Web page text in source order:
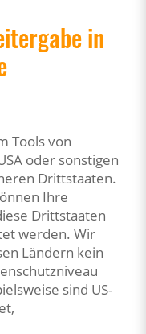
in
Tools von
oder sonstigen
Drittstaaten.
Ihre
Drittstaaten
werden. Wir
Ländern kein
sind US-